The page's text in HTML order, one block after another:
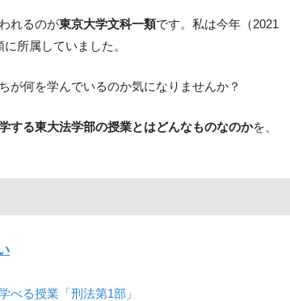
れるのが東京大学文科一類です。私は今年（2021
所属していました。
が何を学んでいるのか気になりませんか？
する東大法学部の授業とはどんなものなのかを、
べる授業「刑法第1部」